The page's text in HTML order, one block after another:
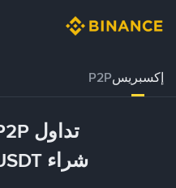
إكسبريسP2P
تداول P2P إكسبريس
شراء USDT مقابل VES